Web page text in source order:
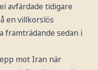
avfärdade tidigare
en villkorslös
framträdande sedan i
mot Iran när